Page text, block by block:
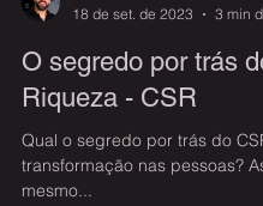
18 de set. de 2023
3 min
O segredo por trás
Riqueza - CSR
Qual o segredo por trás do